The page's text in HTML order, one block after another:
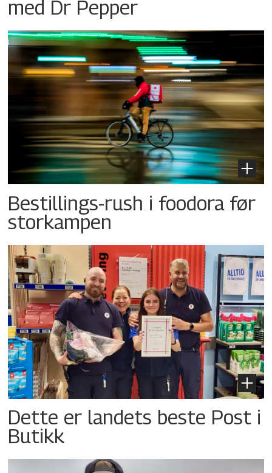
med Dr Pepper
Bestillings-rush i foodora før
storkampen
Dette er landets beste Post i
Butikk